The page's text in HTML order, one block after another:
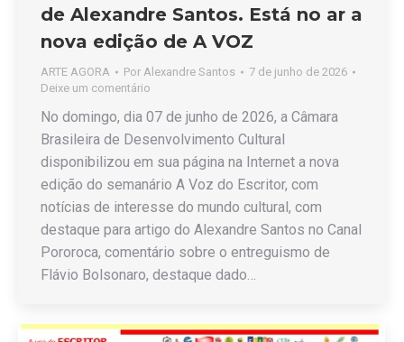
de Alexandre Santos. Está no ar a
nova edição de A VOZ
ARTE AGORA Por Alexandre Santos
7 de junho de 2026
Deixe um comentário
No domingo, dia 07 de junho de 2026, a Câmara
Brasileira de Desenvolvimento Cultural
disponibilizou em sua página na Internet a nova
edição do semanário A Voz do Escritor, com
notícias de interesse do mundo cultural, com
destaque para artigo do Alexandre Santos no Canal
Pororoca, comentário sobre o entreguismo de
Flávio Bolsonaro, destaque dado…